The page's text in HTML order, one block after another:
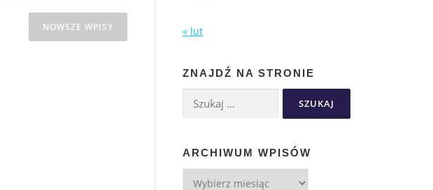
NOWSZE WPISY « lut
ZNAJDŹ NA STRONIE
ARCHIWUM WPISÓW